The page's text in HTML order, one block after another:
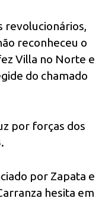
revolucionários,
reconheceu o
Villa no Norte e
do chamado
por forças dos
por Zapata e
hesita em